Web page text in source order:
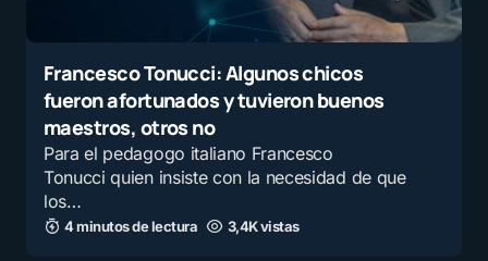
Francesco Tonucci: Algunos chicos
fueron afortunados y tuvieron buenos
maestros, otros no
Para el pedagogo italiano Francesco
Tonucci quien insiste con la necesidad de que
los…
4 minutos de lectura 3,4K vistas